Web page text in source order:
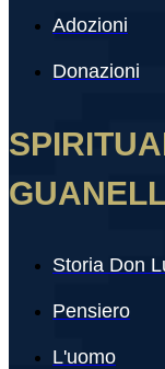
Adozioni
Donazioni
Storia Don
Pensiero
L'uomo